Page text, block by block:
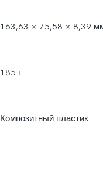
163,63 × 75,58 × 8,39
185 г
Композитный пластик